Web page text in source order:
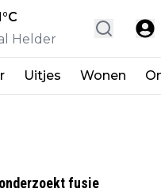
°C
Helder
Uitjes Wonen
fusie